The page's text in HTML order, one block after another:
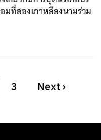
ที่สองเกาหลีลงนามร่วม
3 Next›